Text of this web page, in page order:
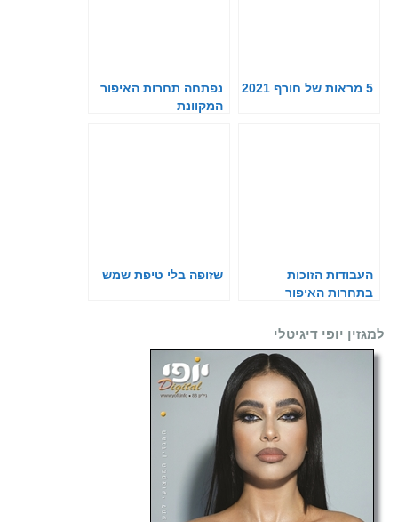
5 מראות של חורף 2021
נפתחה תחרות האיפור
המקוונת
העבודות הזוכות
בתחרות האיפור
שזופה בלי טיפת שמש
למגזין יופי דיגיטלי